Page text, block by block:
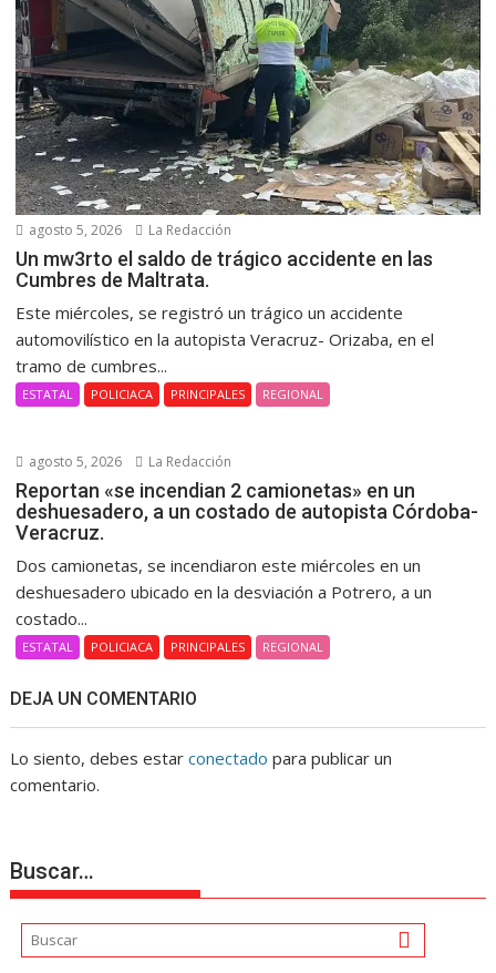
agosto 5, 2026 La Redacción
Un mw3rto el saldo de trágico accidente en las
Cumbres de Maltrata.
Este miércoles, se registró un trágico un accidente
automovilístico en la autopista Veracruz- Orizaba, en el
tramo de cumbres...
ESTATAL POLICIACA PRINCIPALES REGIONAL
agosto 5, 2026 La Redacción
Reportan «se incendian 2 camionetas» en un
deshuesadero, a un costado de autopista Córdoba-
Veracruz.
Dos camionetas, se incendiaron este miércoles en un
deshuesadero ubicado en la desviación a Potrero, a un
costado...
ESTATAL POLICIACA PRINCIPALES REGIONAL
DEJA UN COMENTARIO
Lo siento, debes estarconectado para publicar un
comentario.
Buscar…